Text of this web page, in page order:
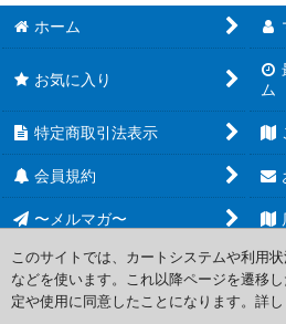
ホーム
お気に入り
ム
特定商取引法表示
会員規約
〜メルマガ〜
Copyright (C) 2006-2017 PROJECT
Reserved.
このサイトでは、カートシステムや利用
などを使います。これ以降ページを遷移
定や使用に同意したことになります。詳